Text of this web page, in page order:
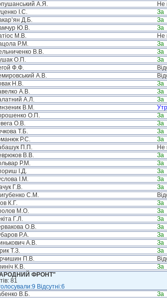
А.Я.
Не
І.С.
За
Д.Б.
За
Ю.В.
За
М.В.
Не
Р.М.
За
В.В.
За
О.П.
За
Ф.Ф.
А.В.
Н.В.
За
А.В.
За
А.Л.
За
В.М.
О.П.
За
О.В.
За
Т.Б.
За
Р.С.
За
П.П.
Не
В.В.
За
Р.М.
За
І.Д.
За
І.М.
За
Г.В.
За
С.М.
К.Г.
За
М.О.
За
Г.Л.
За
О.В.
За
Р.А.
За
А.В.
За
Т.З.
За
П.В.
К.В.
За
"НАРОДНИЙ ФРОНТ"
81
Відсутні:6
В.Б.
За